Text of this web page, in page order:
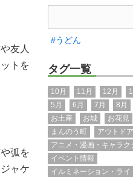
友人
トを
弧を
ャケ
#うどん
タグ一覧
10月 11月 12月
5月
6月 7月 8月
お土産
お城 お花見
まんのう町
アウトドア
アニメ・漫画・キャラク
イベント情報
イルミネーション・ライ